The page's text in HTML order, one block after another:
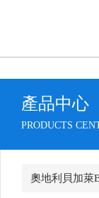
產品中心
PRODUCTS
奧地利貝加萊